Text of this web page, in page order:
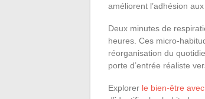
améliorent l’adhésion
Deux minutes de
heures. Ces micro-
réorganisation du
porte d’entrée réaliste
Explorer le bien-être